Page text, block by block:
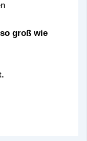
groß wie